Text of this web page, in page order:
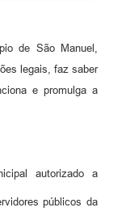
de São Manuel,
legais, faz saber
e promulga a
autorizado a
públicos da